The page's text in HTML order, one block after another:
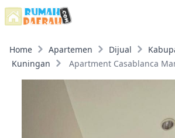
Home Apartemen Dijual
Kuningan
Apartment Casablanca